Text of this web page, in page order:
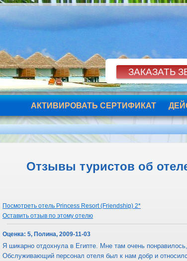
АКТИВИРОВАТЬ СЕРТИФИКАТ
Отзывы туристов об
Посмотреть отель Princess Resort (Friendship) 2*
Оставить отзыв по этому отелю
Оценка: 5, Полина, 2009-11-03
Я шикарно отдохнула в Египте. Мне там очень
Обслуживающий персонал отеля был к нам добр и